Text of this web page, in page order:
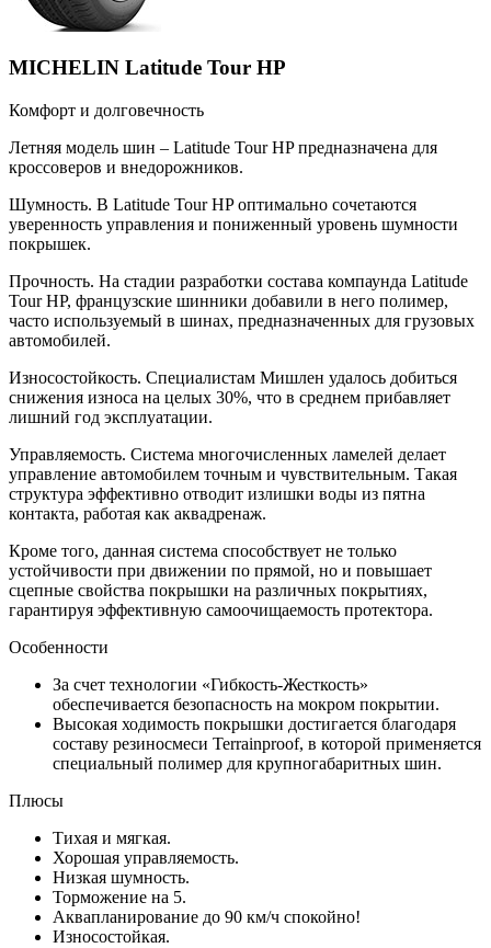
MICHELIN Latitude Tour HP
Комфорт и долговечность
Летняя модель шин – Latitude Tour HP предназначена для
кроссоверов и внедорожников.
Шумность. В Latitude Tour HP оптимально сочетаются
уверенность управления и пониженный уровень шумности
покрышек.
Прочность. На стадии разработки состава компаунда Latitude
Tour HP, французские шинники добавили в него полимер,
часто используемый в шинах, предназначенных для грузовых
автомобилей.
Износостойкость. Специалистам Мишлен удалось добиться
снижения износа на целых 30%, что в среднем прибавляет
лишний год эксплуатации.
Управляемость. Система многочисленных ламелей делает
управление автомобилем точным и чувствительным. Такая
структура эффективно отводит излишки воды из пятна
контакта, работая как аквадренаж.
Кроме того, данная система способствует не только
устойчивости при движении по прямой, но и повышает
сцепные свойства покрышки на различных покрытиях,
гарантируя эффективную самоочищаемость протектора.
Особенности
За счет технологии «Гибкость-Жесткость»
обеспечивается безопасность на мокром покрытии.
Высокая ходимость покрышки достигается благодаря
составу резиносмеси Terrainproof, в которой применяетcя
специальный полимер для крупногабаритных шин.
Плюсы
Тихая и мягкая.
Хорошая управляемость.
Низкая шумность.
Торможение на 5.
Аквапланирование до 90 км/ч спокойно!
Износостойкая.